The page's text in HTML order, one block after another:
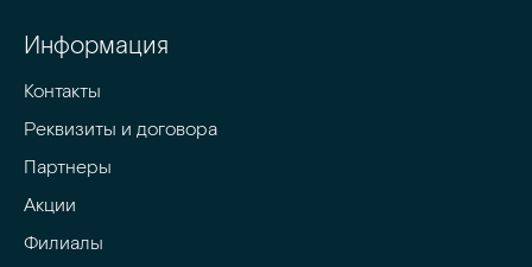
Информация
Контакты
Реквизиты и договора
Партнеры
Акции
Филиалы